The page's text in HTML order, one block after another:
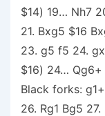
$14) 19… Nh7
21. Bxg5 $16
23. g5 f5 24.
$16) 24… Qg6+
Black forks:
26. Rg1 Bg5